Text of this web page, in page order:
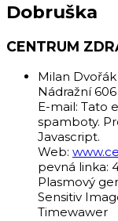
Dobruška
CENTRUM
Milan Dvořák
Nádražní
E-mail: Tato
spamboty.
Javascript.
Web:
pevná linka:
Plasmový
Sensitiv
Timewawer